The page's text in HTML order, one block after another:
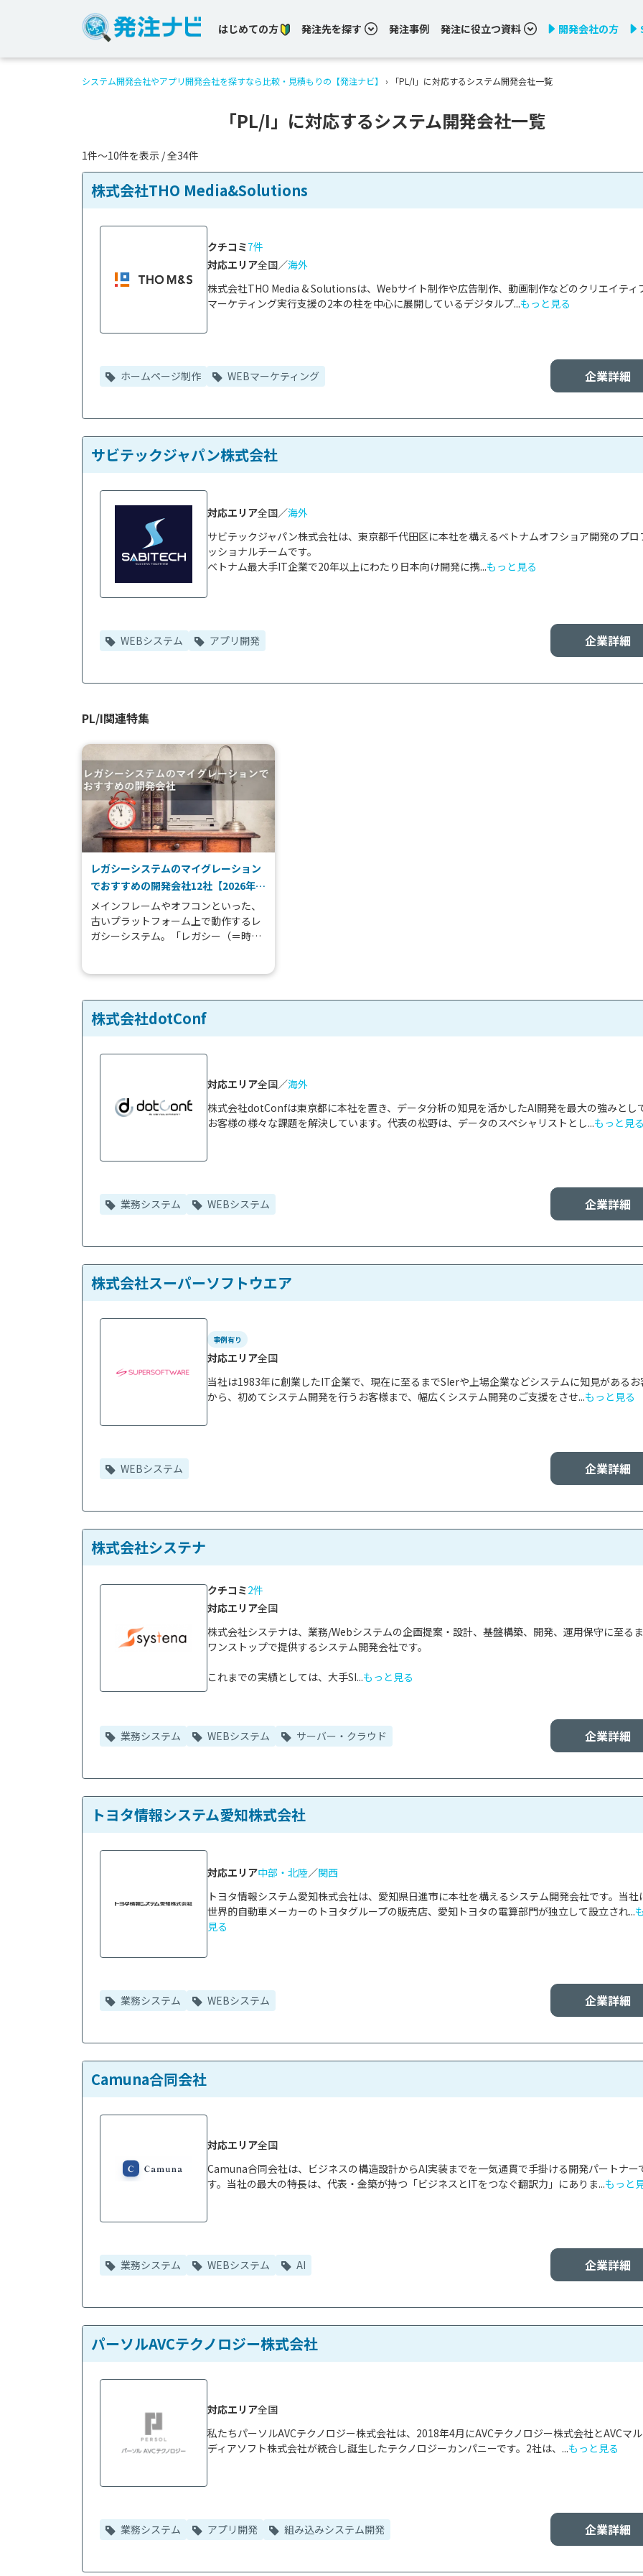
はじめての方 発注先を探す 発注事例 発注に役立つ資料 開発会社の方
システム開発会社やアプリ開発会社を探すなら比較・見積もりの【発注ナビ】 › 「PL/I」に対応するシステム開発会社一覧
「PL/I」に対応するシステム開発会社一覧
1件〜10件を表示 / 全34件
株式会社THO Media&Solutions
株式会社THO Media & Solutionsは、Webサイト制作や広告制作、動画制作などのクリエイティ
マーケティング実行支援の2本の柱を中心に展開しているデジタルプ...もっと見る
クチコミ7件
対応エリア全国／海外
企業詳細
ホームページ制作 WEBマーケティング
サビテックジャパン株式会社
サビテックジャパン株式会社は、東京都千代田区に本社を構えるベトナムオフショア開発のプロ
ッショナルチームです。
ベトナム最大手IT企業で20年以上にわたり日本向け開発に携...もっと見る
対応エリア全国／海外
企業詳細
WEBシステム アプリ開発
PL/I関連特集
レガシーシステムのマイグレーション
でおすすめの開発会社12社【2026年
版】
メインフレームやオフコンといった、
古いプラットフォーム上で動作するレ
ガシーシステム。「レガシー（＝時代
株式会社dotConf
株式会社dotConfは東京都に本社を置き、データ分析の知見を活かしたAI開発を最大の強みとし
お客様の様々な課題を解決しています。代表の松野は、データのスペシャリストとし...もっと見
対応エリア全国／海外
企業詳細
業務システム WEBシステム
株式会社スーパーソフトウエア
当社は1983年に創業したIT企業で、現在に至るまでSIerや上場企業などシステムに知見があるお
から、初めてシステム開発を行うお客様まで、幅広くシステム開発のご支援をさせ...もっと見る
事例有り
対応エリア全国
企業詳細
WEBシステム
株式会社システナ
株式会社システナは、業務/Webシステムの企画提案・設計、基盤構築、開発、運用保守に至る
ワンストップで提供するシステム開発会社です。
これまでの実績としては、大手SI...もっと見る
クチコミ2件
対応エリア全国
企業詳細
業務システム WEBシステム サーバー・クラウド
トヨタ情報システム愛知株式会社
トヨタ情報システム愛知株式会社は、愛知県日進市に本社を構えるシステム開発会社です。当社
世界的自動車メーカーのトヨタグループの販売店、愛知トヨタの電算部門が独立して設立され...
見る
対応エリア中部・北陸／関西
企業詳細
業務システム WEBシステム
Camuna合同会社
Camuna合同会社は、ビジネスの構造設計からAI実装までを一気通貫で手掛ける開発パートナー
す。当社の最大の特長は、代表・金築が持つ「ビジネスとITをつなぐ翻訳力」にありま...もっと
対応エリア全国
企業詳細
業務システム WEBシステム AI
パーソルAVCテクノロジー株式会社
私たちパーソルAVCテクノロジー株式会社は、2018年4月にAVCテクノロジー株式会社とAVCマ
ディアソフト株式会社が統合し誕生したテクノロジーカンパニーです。2社は、...もっと見る
対応エリア全国
企業詳細
業務システム アプリ開発 組み込みシステム開発